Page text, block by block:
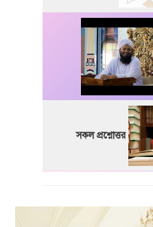
সকল প্রশ্নোত্তর